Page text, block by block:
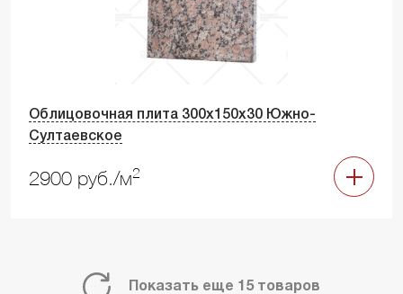
Облицовочная плита 300х150х30 Южно-
Султаевское
2900 руб./м2
Показать еще 15 товаров